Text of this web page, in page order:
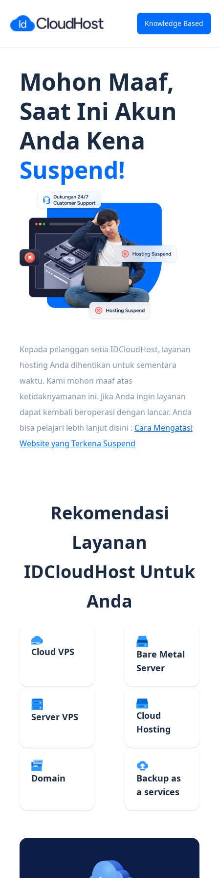
Knowledge Based
Mohon Maaf,
Saat Ini Akun
Anda Kena
Suspend!
Kepada pelanggan setia IDCloudHost, layanan
hosting Anda dihentikan untuk sementara
waktu. Kami mohon maaf atas
ketidaknyamanan ini. Jika Anda ingin layanan
dapat kembali beroperasi dengan lancar. Anda
bisa pelajari lebih lanjut disini : Cara Mengatasi
Website yang Terkena Suspend
Rekomendasi
Layanan
IDCloudHost Untuk
Anda
Cloud VPS
Bare Metal
Server
Server VPS
Cloud
Hosting
Domain
Backup as
a services